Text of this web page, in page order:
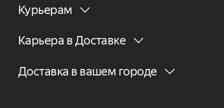
Курьерам
Карьера в Доставке
Доставка в вашем городе